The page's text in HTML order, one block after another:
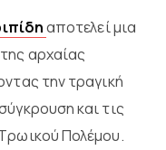
αποτελεί μια
αρχαίας
την τραγική
και τις
Πολέμου.